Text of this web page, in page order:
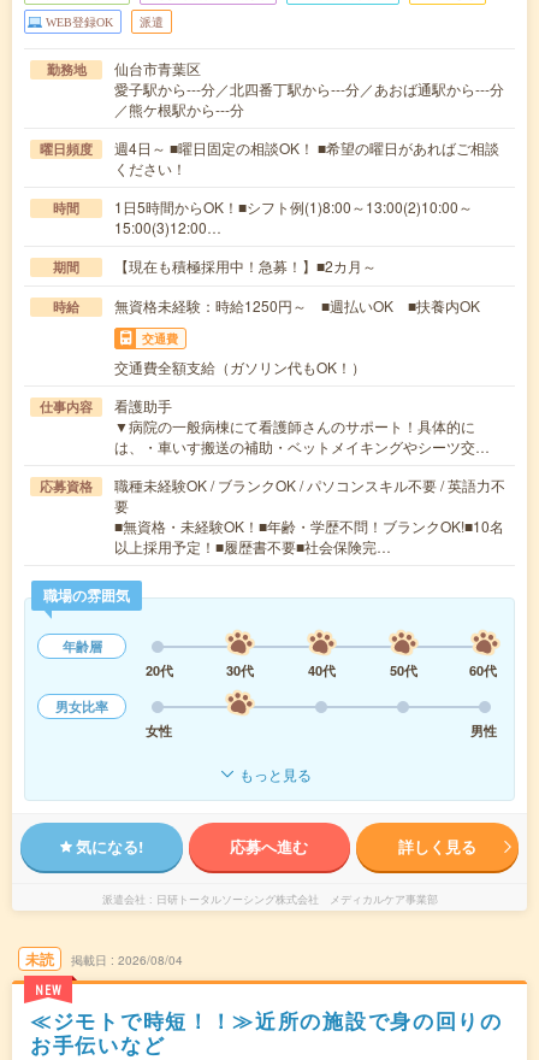
WEB登録OK 派遣
勤務地
仙台市青葉区
愛子駅から---分／北四番丁駅から---分／あおば通駅から---分
／熊ケ根駅から---分
曜日頻度
週4日～ ■曜日固定の相談OK！ ■希望の曜日があればご相談
ください！
時間
1日5時間からOK！■シフト例(1)8:00～13:00(2)10:00～
15:00(3)12:00…
期間 【現在も積極採用中！急募！】■2カ月～
時給 無資格未経験：時給1250円～ ■週払いOK ■扶養内OK
交通費
交通費全額支給（ガソリン代もOK！）
仕事内容
看護助手
▼病院の一般病棟にて看護師さんのサポート！具体的に
は、・車いす搬送の補助・ベットメイキングやシーツ交…
応募資格
職種未経験OK / ブランクOK / パソコンスキル不要 / 英語力不
要
■無資格・未経験OK！■年齢・学歴不問！ブランクOK!■10名
以上採用予定！■履歴書不要■社会保険完…
職場の雰囲気
年齢層
20代
30代 40代 50代
60代
男女比率
女性
男性
もっと見る
気になる! 応募へ進む 詳しく見る
派遣会社 日研トータルソーシング株式会社 メディカルケア事業部
未読
NEW
掲載日 2026/08/04
≪ジモトで時短！！≫近所の施設で身の回りの
お手伝いなど